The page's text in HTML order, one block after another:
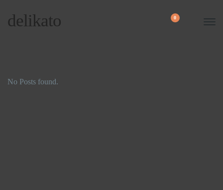
delikato 0
No Posts found.